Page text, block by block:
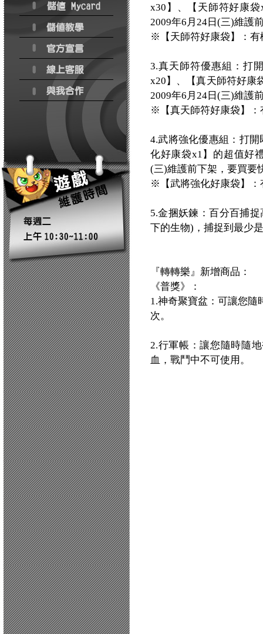
x30】、【天師符好康
2009年6月24日(三)維護
※【天師符好康袋】：有
3.真天師符優惠組：打
x20】、【真天師符好康
2009年6月24日(三)維護
※【真天師符好康袋】：
4.武將強化優惠組：打
化好康袋x1】的超值好
(三)維護前下架，要買要
※【武將強化好康袋】：
5.金捆妖鍊：百分百捕
下的生物)，捕捉到最少
『轉轉樂』新增商品：
《普獎》：
1.神奇聚寶盆：可讓您隨
次。
2.行軍帳：讓您隨時隨
血，戰鬥中不可使用。